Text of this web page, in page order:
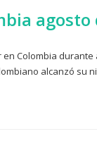
agosto
Colombia
alcanzó su